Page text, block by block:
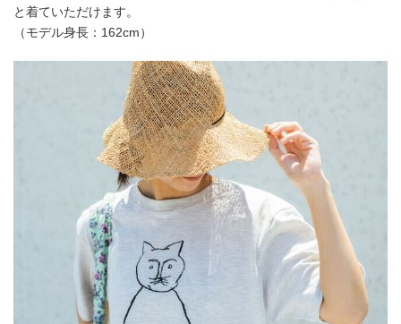
と着ていただけます。
（モデル身長：162cm）